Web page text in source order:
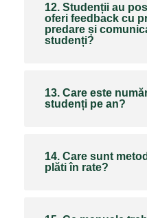
12. Studenții au
oferi feedback cu
predare și
studenți?
13. Care este
studenți pe an?
14. Care sunt
plăti în rate?